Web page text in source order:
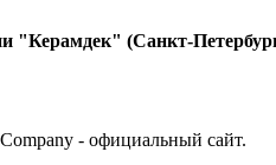
"Керамдек" (Санкт-